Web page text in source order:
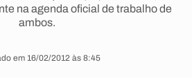
na agenda oficial de trabalho de
ambos.
em 16/02/2012 às 8:45